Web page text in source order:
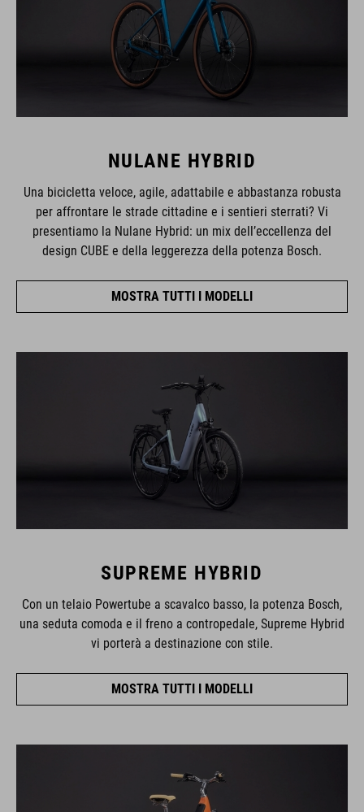
NULANE HYBRID
Una bicicletta veloce, agile, adattabile e abbastanza robusta
per affrontare le strade cittadine e i sentieri sterrati? Vi
presentiamo la Nulane Hybrid: un mix dell’eccellenza del
design CUBE e della leggerezza della potenza Bosch.
MOSTRA TUTTI I MODELLI
SUPREME HYBRID
Con un telaio Powertube a scavalco basso, la potenza Bosch,
una seduta comoda e il freno a contropedale, Supreme Hybrid
vi porterà a destinazione con stile.
MOSTRA TUTTI I MODELLI